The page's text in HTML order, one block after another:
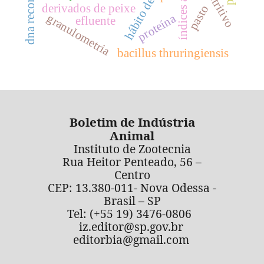
derivados de peixe
efluente proteína
bacillus thruringiensis
granulometria pasto
Boletim de Indústria
Animal
Instituto de Zootecnia
Rua Heitor Penteado, 56 –
Centro
CEP: 13.380-011- Nova Odessa -
Brasil – SP
Tel: (+55 19) 3476-0806
iz.editor@sp.gov.br
editorbia@gmail.com